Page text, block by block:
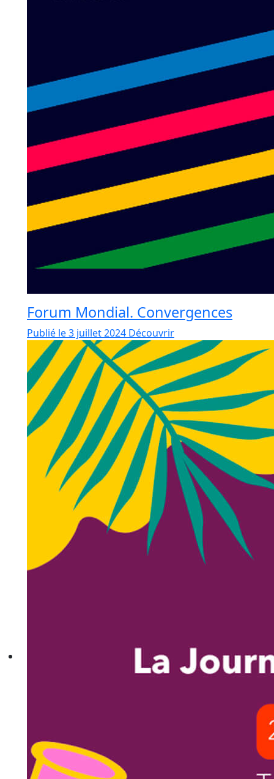
Forum Mondial. Convergences
Publié le 3 juillet 2024 Découvrir